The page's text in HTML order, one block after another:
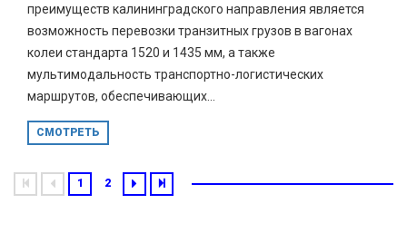
преимуществ калининградского направления является
возможность перевозки транзитных грузов в вагонах
колеи стандарта 1520 и 1435 мм, а также
мультимодальность транспортно-логистических
маршрутов, обеспечивающих...
СМОТРЕТЬ
1 2